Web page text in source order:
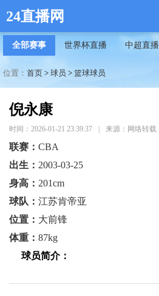
24直播网
全部赛事 世界杯直播 中超直播
位置： 首页 > 球员 > 篮球球员
倪永康
时间：2026-01-21 23:39:37 来源：网络转载
联赛： CBA
出生： 2003-03-25
身高： 201cm
球队： 江苏肯帝亚
位置： 大前锋
体重： 87kg
球员简介：